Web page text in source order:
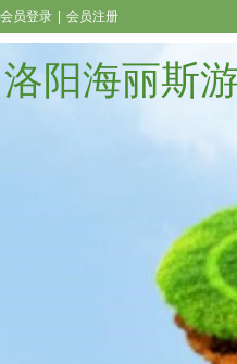
洛阳海丽斯
会员登录 会员注册